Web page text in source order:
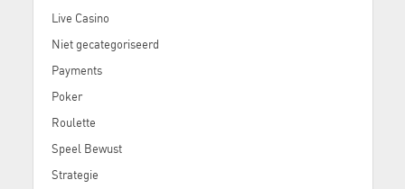
Live Casino
Niet gecategoriseerd
Payments
Poker
Roulette
Speel Bewust
Strategie